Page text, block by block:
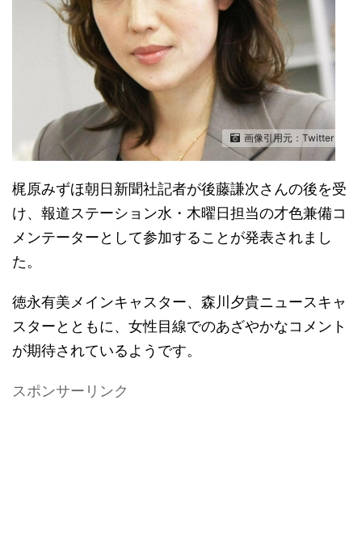
画像引用元：Twitter
梶原みずほ朝日新聞社記者が後藤謙次さんの後を受
け、報道ステーション水・木曜日担当の才色兼備コ
メンテーターとして参加することが発表されまし
た。
徳永有美メインキャスター、森川夕貴ニュースキャ
スターとともに、女性目線でのあざやかなコメント
が期待されているようです。
スポンサーリンク